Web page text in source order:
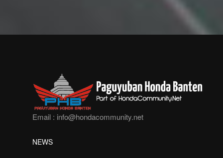
Email : info@hondacommunity.net
NEWS